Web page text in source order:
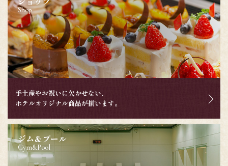
Shop
手土産やお祝いに欠かせない、
ホテルオリジナル商品が揃います。
ジム＆プール
Gym&Pool